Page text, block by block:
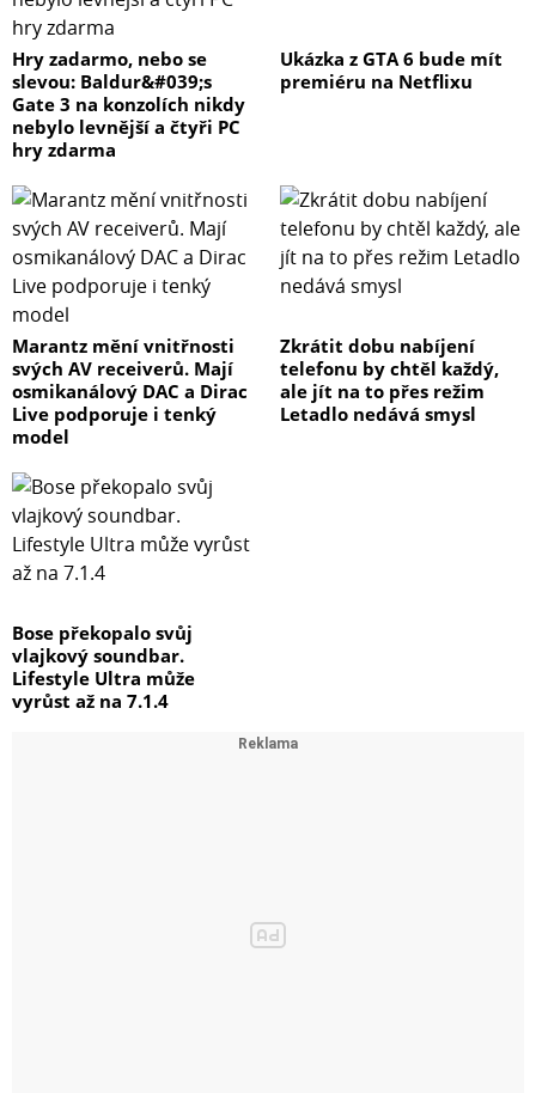
Hry zadarmo, nebo se
slevou: Baldur&#039;s
Gate 3 na konzolích nikdy
nebylo levnější a čtyři PC
hry zdarma
Ukázka z GTA 6 bude mít
premiéru na Netflixu
Marantz mění vnitřnosti
svých AV receiverů. Mají
osmikanálový DAC a Dirac
Live podporuje i tenký
model
Zkrátit dobu nabíjení
telefonu by chtěl každý,
ale jít na to přes režim
Letadlo nedává smysl
Bose překopalo svůj
vlajkový soundbar.
Lifestyle Ultra může
vyrůst až na 7.1.4